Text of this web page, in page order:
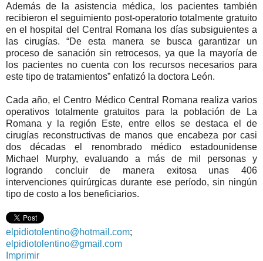
Además de la asistencia médica, los pacientes también
recibieron el seguimiento post-operatorio totalmente gratuito
en el hospital del Central Romana los días subsiguientes a
las cirugías. “De esta manera se busca garantizar un
proceso de sanación sin retrocesos, ya que la mayoría de
los pacientes no cuenta con los recursos necesarios para
este tipo de tratamientos” enfatizó la doctora León.
Cada año, el Centro Médico Central Romana realiza varios
operativos totalmente gratuitos para la población de La
Romana y la región Este, entre ellos se destaca el de
cirugías reconstructivas de manos que encabeza por casi
dos décadas el renombrado médico estadounidense
Michael Murphy, evaluando a más de mil personas y
logrando concluir de manera exitosa unas 406
intervenciones quirúrgicas durante ese período, sin ningún
tipo de costo a los beneficiarios.
elpidiotolentino@hotmail.com;
elpidiotolentino@gmail.com
Imprimir